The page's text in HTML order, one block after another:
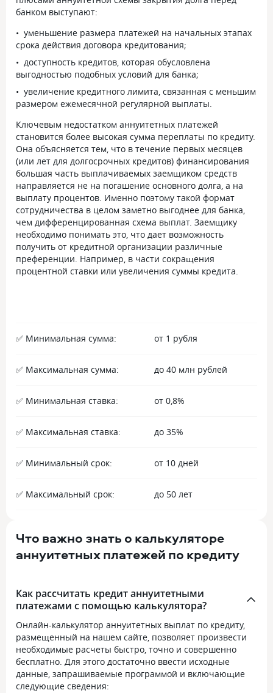
банком выступают:
уменьшение размера платежей на начальных этапах
срока действия договора кредитования;
доступность кредитов, которая обусловлена
выгодностью подобных условий для банка;
увеличение кредитного лимита, связанная с меньшим
размером ежемесячной регулярной выплаты.
Ключевым недостатком аннуитетных платежей
становится более высокая сумма переплаты по кредиту.
Она объясняется тем, что в течение первых месяцев
(или лет для долгосрочных кредитов) финансирования
большая часть выплачиваемых заемщиком средств
направляется не на погашение основного долга, а на
выплату процентов. Именно поэтому такой формат
сотрудничества в целом заметно выгоднее для банка,
чем дифференцированная схема выплат. Заемщику
необходимо понимать это, что дает возможность
получить от кредитной организации различные
преференции. Например, в части сокращения
процентной ставки или увеличения суммы кредита.
✅ Минимальная сумма: от 1 рубля
✅ Максимальная сумма: до 40 млн рублей
✅ Минимальная ставка: от 0,8%
✅ Максимальная ставка: до 35%
✅ Минимальный срок: от 10 дней
✅ Максимальный срок: до 50 лет
Что важно знать о калькуляторе
аннуитетных платежей по кредиту
Как рассчитать кредит аннуитетными
платежами с помощью калькулятора?
Онлайн-калькулятор аннуитетных выплат по кредиту,
размещенный на нашем сайте, позволяет произвести
необходимые расчеты быстро, точно и совершенно
бесплатно. Для этого достаточно ввести исходные
данные, запрашиваемые программой и включающие
следующие сведения: